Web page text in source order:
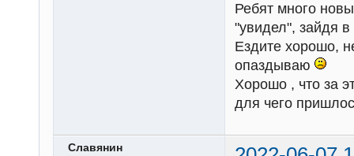
Ребят много
"увидел", зайдя в
Ездите хорошо,
опаздываю
Хорошо , что за
для чего
Славянин